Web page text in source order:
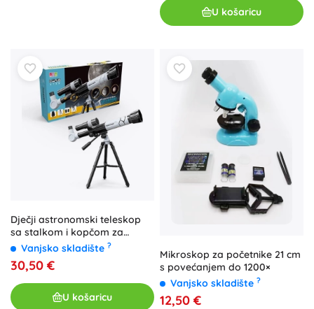
U košaricu
Dječji astronomski teleskop
sa stalkom i kopčom za
telefon
Vanjsko skladište ?
30,50 €
U košaricu
Mikroskop za početnike 21 cm
s povećanjem do 1200×
Vanjsko skladište ?
12,50 €